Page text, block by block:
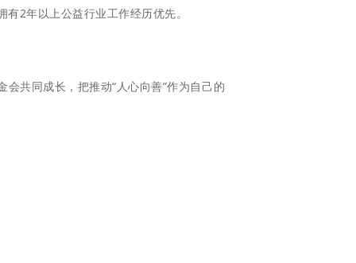
2年以上公益行业工作经历优先。
共同成长，把推动“人心向善”作为自己的